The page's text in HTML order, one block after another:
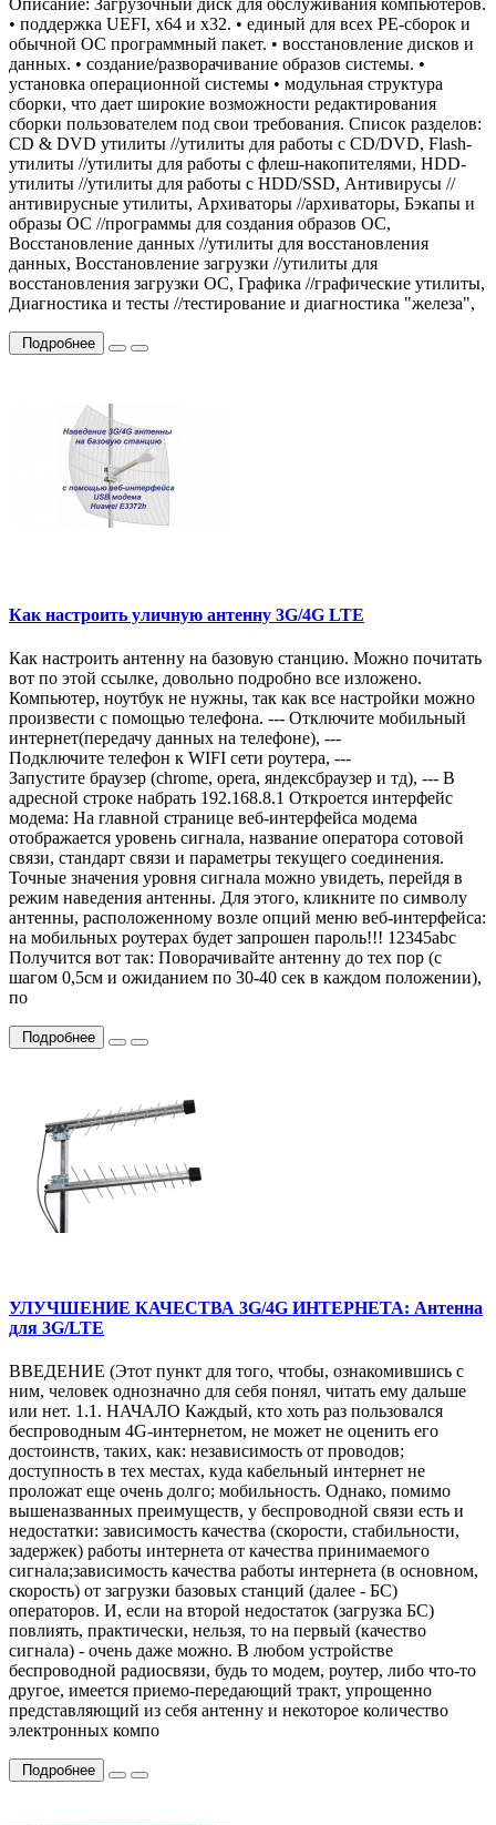
Описание: Загрузочный диск для обслуживания компьютеров.
• поддержка UEFI, x64 и х32. • единый для всех РЕ-сборок и
обычной ОС программный пакет. • восстановление дисков и
данных. • создание/разворачивание образов системы. •
установка операционной системы • модульная структура
сборки, что дает широкие возможности редактирования
сборки пользователем под свои требования. Список разделов:
CD & DVD утилиты //утилиты для работы с CD/DVD, Flash-
утилиты //утилиты для работы с флеш-накопителями, HDD-
утилиты //утилиты для работы с HDD/SSD, Антивирусы //
антивирусные утилиты, Архиваторы //архиваторы, Бэкапы и
образы ОС //программы для создания образов ОС,
Восcтановление данных //утилиты для восстановления
данных, Восcтановление загрузки //утилиты для
восстановления загрузки ОС, Графика //графические утилиты,
Диагностика и тесты //тестирование и диагностика "железа",
Подробнее
Как настроить уличную антенну 3G/4G LTE
Как настроить антенну на базовую станцию. Можно почитать
вот по этой ссылке, довольно подробно все изложено.
Компьютер, ноутбук не нужны, так как все настройки можно
произвести с помощью телефона. --- Отключите мобильный
интернет(передачу данных на телефоне), ---
Подключите телефон к WIFI сети роутера, ---
Запустите браузер (chrome, opera, яндексбраузер и тд), --- В
адресной строке набрать 192.168.8.1 Откроется интерфейс
модема: На главной странице веб-интерфейса модема
отображается уровень сигнала, название оператора сотовой
связи, стандарт связи и параметры текущего соединения.
Точные значения уровня сигнала можно увидеть, перейдя в
режим наведения антенны. Для этого, кликните по символу
антенны, расположенному возле опций меню веб-интерфейса:
на мобильных роутерах будет запрошен пароль!!! 12345abc
Получится вот так: Поворачивайте антенну до тех пор (с
шагом 0,5см и ожиданием по 30-40 сек в каждом положении),
по
Подробнее
УЛУЧШЕНИЕ КАЧЕСТВА 3G/4G ИНТЕРНЕТА: Антенна
для 3G/LTE
ВВЕДЕНИЕ (Этот пункт для того, чтобы, ознакомившись с
ним, человек однозначно для себя понял, читать ему дальше
или нет. 1.1. НАЧАЛО Каждый, кто хоть раз пользовался
беспроводным 4G-интернетом, не может не оценить его
достоинств, таких, как: независимость от проводов;
доступность в тех местах, куда кабельный интернет не
проложат еще очень долго; мобильность. Однако, помимо
вышеназванных преимуществ, у беспроводной связи есть и
недостатки: зависимость качества (скорости, стабильности,
задержек) работы интернета от качества принимаемого
сигнала;зависимость качества работы интернета (в основном,
скорость) от загрузки базовых станций (далее - БС)
операторов. И, если на второй недостаток (загрузка БС)
повлиять, практически, нельзя, то на первый (качество
сигнала) - очень даже можно. В любом устройстве
беспроводной радиосвязи, будь то модем, роутер, либо что-то
другое, имеется приемо-передающий тракт, упрощенно
представляющий из себя антенну и некоторое количество
электронных компо
Подробнее